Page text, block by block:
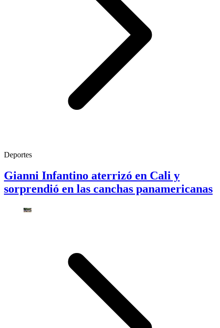
Deportes
Gianni Infantino aterrizó en Cali y
sorprendió en las canchas panamericanas